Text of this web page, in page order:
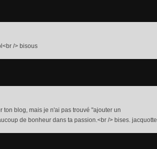
/> bisous
blog, mais je n'ai pas trouvé "ajouter un
de bonheur dans ta passion.<br /> bises. jacquotte